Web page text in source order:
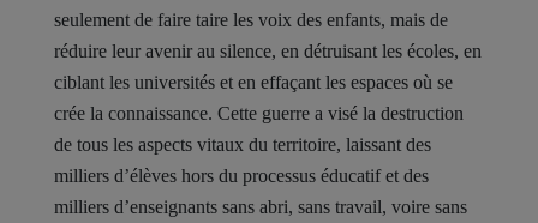
seulement de faire taire les voix des enfants, mais de
réduire leur avenir au silence, en détruisant les écoles, en
ciblant les universités et en effaçant les espaces où se
crée la connaissance. Cette guerre a visé la destruction
de tous les aspects vitaux du territoire, laissant des
milliers d’élèves hors du processus éducatif et des
milliers d’enseignants sans abri, sans travail, voire sans